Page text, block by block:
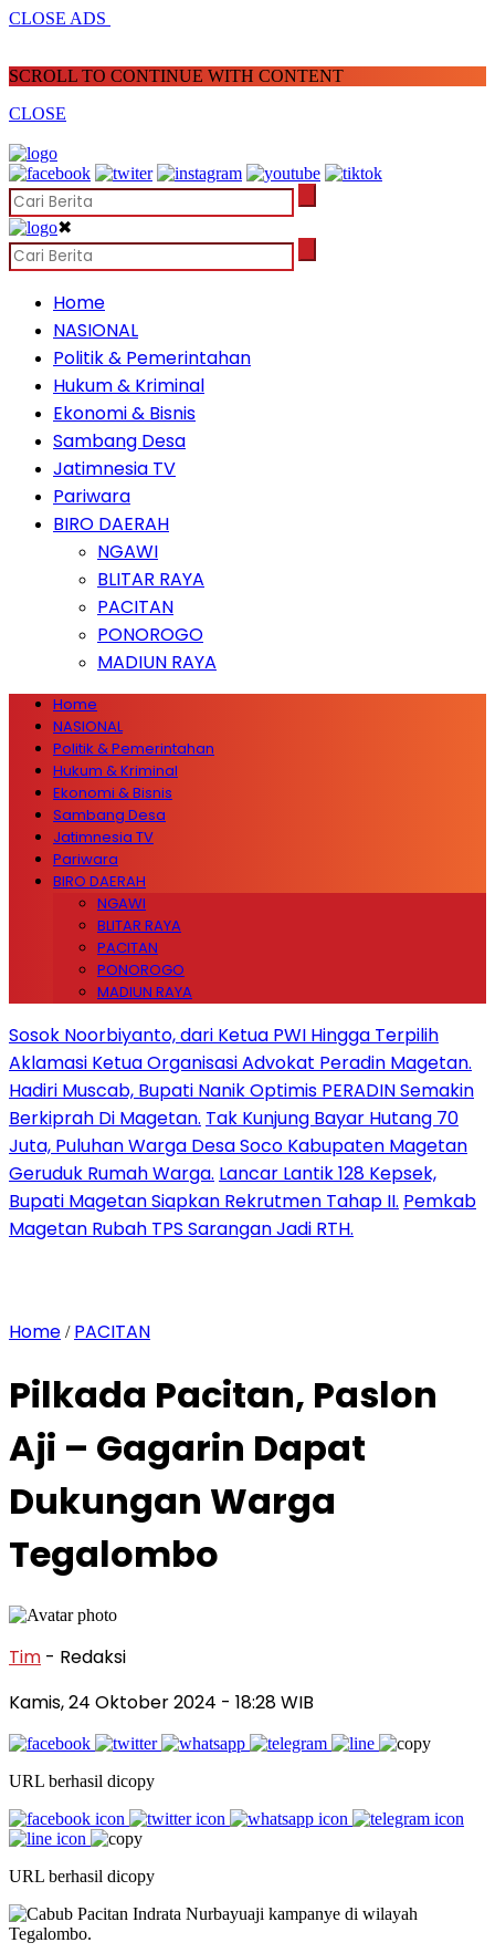
CLOSE ADS
SCROLL TO CONTINUE WITH CONTENT
CLOSE
✖
Home
NASIONAL
Politik & Pemerintahan
Hukum & Kriminal
Ekonomi & Bisnis
Sambang Desa
Jatimnesia TV
Pariwara
BIRO DAERAH
NGAWI
BLITAR RAYA
PACITAN
PONOROGO
MADIUN RAYA
Home
NASIONAL
Politik & Pemerintahan
Hukum & Kriminal
Ekonomi & Bisnis
Sambang Desa
Jatimnesia TV
Pariwara
BIRO DAERAH
NGAWI
BLITAR RAYA
PACITAN
PONOROGO
MADIUN RAYA
Sosok Noorbiyanto, dari Ketua PWI Hingga Terpilih
Aklamasi Ketua Organisasi Advokat Peradin Magetan.
Hadiri Muscab, Bupati Nanik Optimis PERADIN Semakin
Berkiprah Di Magetan. Tak Kunjung Bayar Hutang 70
Juta, Puluhan Warga Desa Soco Kabupaten Magetan
Geruduk Rumah Warga. Lancar Lantik 128 Kepsek,
Bupati Magetan Siapkan Rekrutmen Tahap II. Pemkab
Magetan Rubah TPS Sarangan Jadi RTH.
Home / PACITAN
Pilkada Pacitan, Paslon
Aji – Gagarin Dapat
Dukungan Warga
Tegalombo
Tim - Redaksi
Kamis, 24 Oktober 2024 - 18:28 WIB
URL berhasil dicopy
URL berhasil dicopy